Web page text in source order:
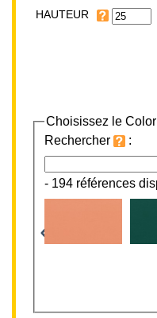
HAUTEUR
Choisissez le
Rechercher
:
- 194 références
‹